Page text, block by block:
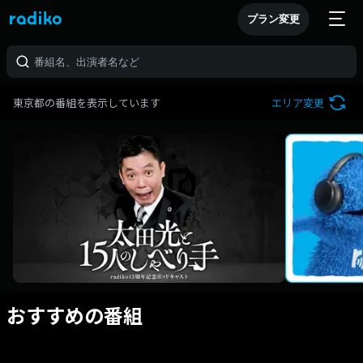
プラン変更
東京都の番組を表示しています エリア変更
おすすめの番組